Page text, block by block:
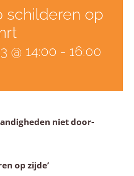
schilderen op
@ 14:00 - 16:00
niet door-
op zijde’